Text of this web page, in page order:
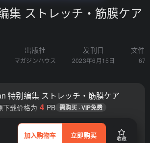
集 ストレッチ・筋膜ケア
出版社
マガジンハウス
发刊日
2023年6月15日
文件
特别编集 ストレッチ・筋膜ケア
加入购物车 立即购买 收藏
下载价格为 4 PB 需购买 · VIP免费